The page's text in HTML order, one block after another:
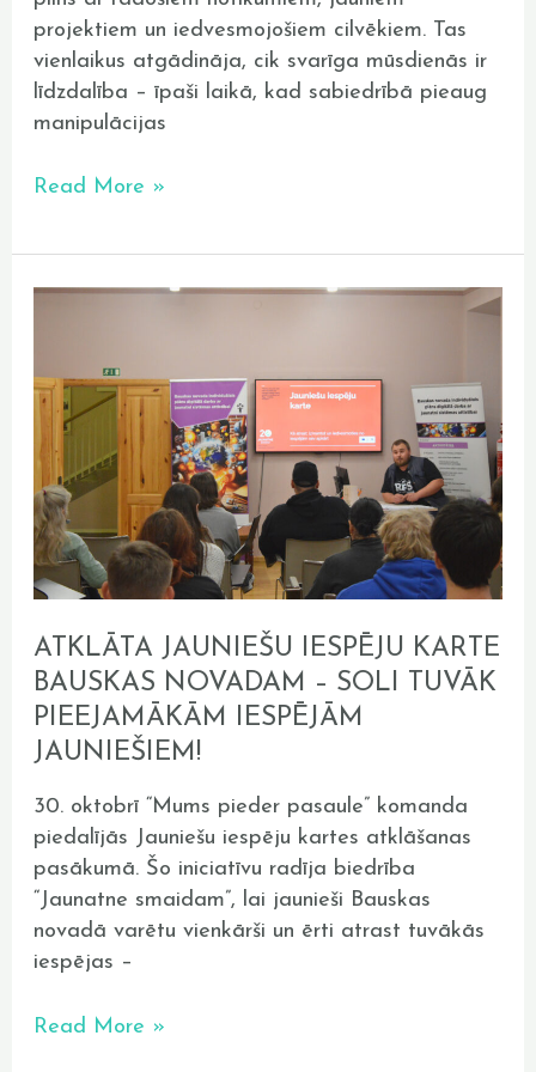
projektiem un iedvesmojošiem cilvēkiem. Tas
vienlaikus atgādināja, cik svarīga mūsdienās ir
līdzdalība – īpaši laikā, kad sabiedrībā pieaug
manipulācijas
Read More »
ATKLĀTA JAUNIEŠU IESPĒJU KARTE
BAUSKAS NOVADAM – SOLI TUVĀK
PIEEJAMĀKĀM IESPĒJĀM
JAUNIEŠIEM!
30. oktobrī “Mums pieder pasaule” komanda
piedalījās Jauniešu iespēju kartes atklāšanas
pasākumā. Šo iniciatīvu radīja biedrība
“Jaunatne smaidam”, lai jaunieši Bauskas
novadā varētu vienkārši un ērti atrast tuvākās
iespējas –
karte
Bauskas
novadam
–
soli
tuvāk
pieejamākām
jauniešiem!
Read More »